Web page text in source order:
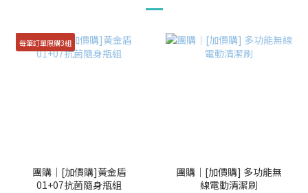
每筆訂單限購3組
團購｜[加價購]黃金盾
01+07抗菌隨身瓶組
團購｜[加價購] 多功能無
線電動清潔刷